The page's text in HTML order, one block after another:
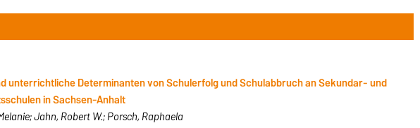
unterrichtliche Determinanten von Schulerfolg und Schulabbruch an Sekundar- und
in Sachsen-Anhalt
Jahn, Robert W.; Porsch, Raphaela